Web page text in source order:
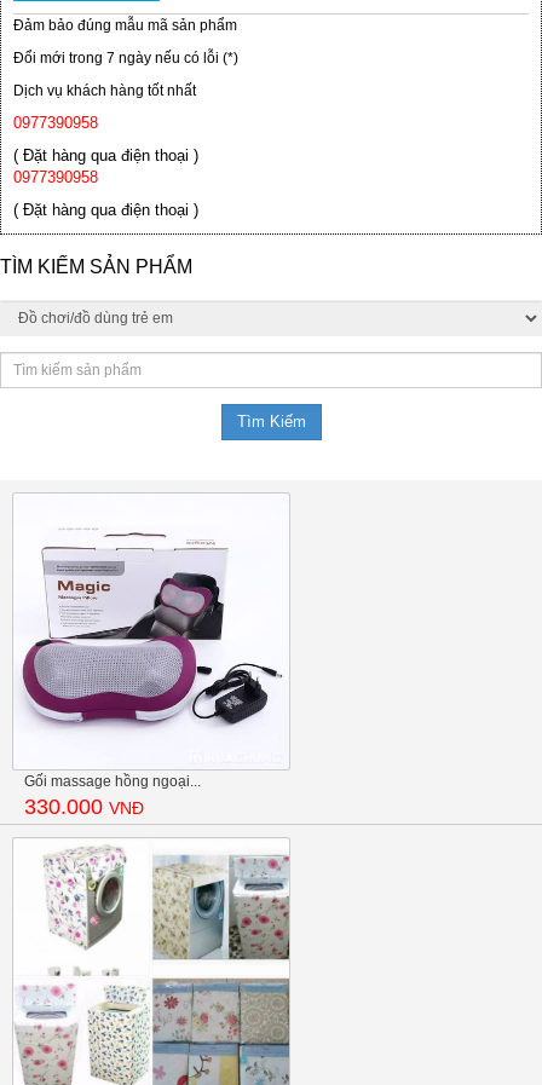
Đảm bảo đúng mẫu mã sản phẩm
Đổi mới trong 7 ngày nếu có lỗi (*)
Dịch vụ khách hàng tốt nhất
0977390958
( Đặt hàng qua điện thoại )
0977390958
( Đặt hàng qua điện thoại )
TÌM KIẾM SẢN PHẨM
Gối massage hồng ngoại...
330.000 VNĐ